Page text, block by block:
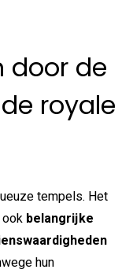
door de
royale
tempels. Het
belangrijke
hun